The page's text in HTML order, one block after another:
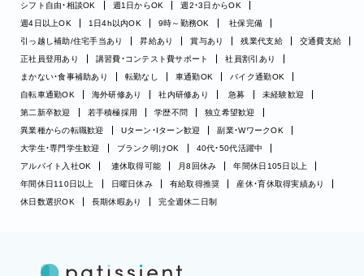
シフト自由・相談OK
週1日からOK
週2・3日からOK
週4日以上OK
1日4h以内OK 9時～勤務OK
社保完備
引っ越し補助/住宅手当あり
昇給あり 賞与あり 残業代支給
交通費支給
正社員登用あり
講習費・コンテスト費サポート
社員割引あり
まかない・食事補助あり
転勤なし 車通勤OK
バイク通勤OK
自転車通勤OK
海外研修あり 社内研修あり 急募
未経験歓迎
第二新卒歓迎
若手積極採用 学歴不問
独立希望歓迎
異業種からの転職歓迎
Uターン・Iターン歓迎
副業・WワークOK
大学生・専門学生歓迎
ブランク明けOK
40代・50代活躍中
アルバイト入社OK
連休取得可能 月8回休み
年間休日105日以上
年間休日110日以上
日曜日休み 有給取得推奨
産休・育休取得実績あり
休日数選択OK
長期休暇あり 完全週休二日制